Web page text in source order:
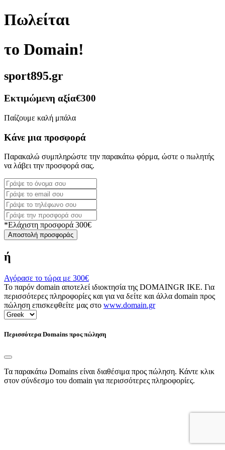
Πωλείται
το Domain!
sport895.gr
Εκτιμώμενη αξία€300
Παίζουμε καλή μπάλα
Κάνε μια προσφορά
Παρακαλώ συμπληρώστε την παρακάτω φόρμα, ώστε ο πωλητής
να λάβει την προσφορά σας.
*Ελάχιστη προσφορά 300€
Αποστολή προσφοράς
ή
Αγόρασε το τώρα με 300€
Το παρόν domain αποτελεί ιδιοκτησία της DOMAINGR ΙΚΕ. Για
περισσότερες πληροφορίες και για να δείτε και άλλα domain προς
πώληση επισκεφθείτε μας στο www.domain.gr
Περισσότερα Domains προς πώληση
Τα παρακάτω Domains είναι διαθέσιμα προς πώληση. Κάντε κλικ
στον σύνδεσμο του domain για περισσότερες πληροφορίες.